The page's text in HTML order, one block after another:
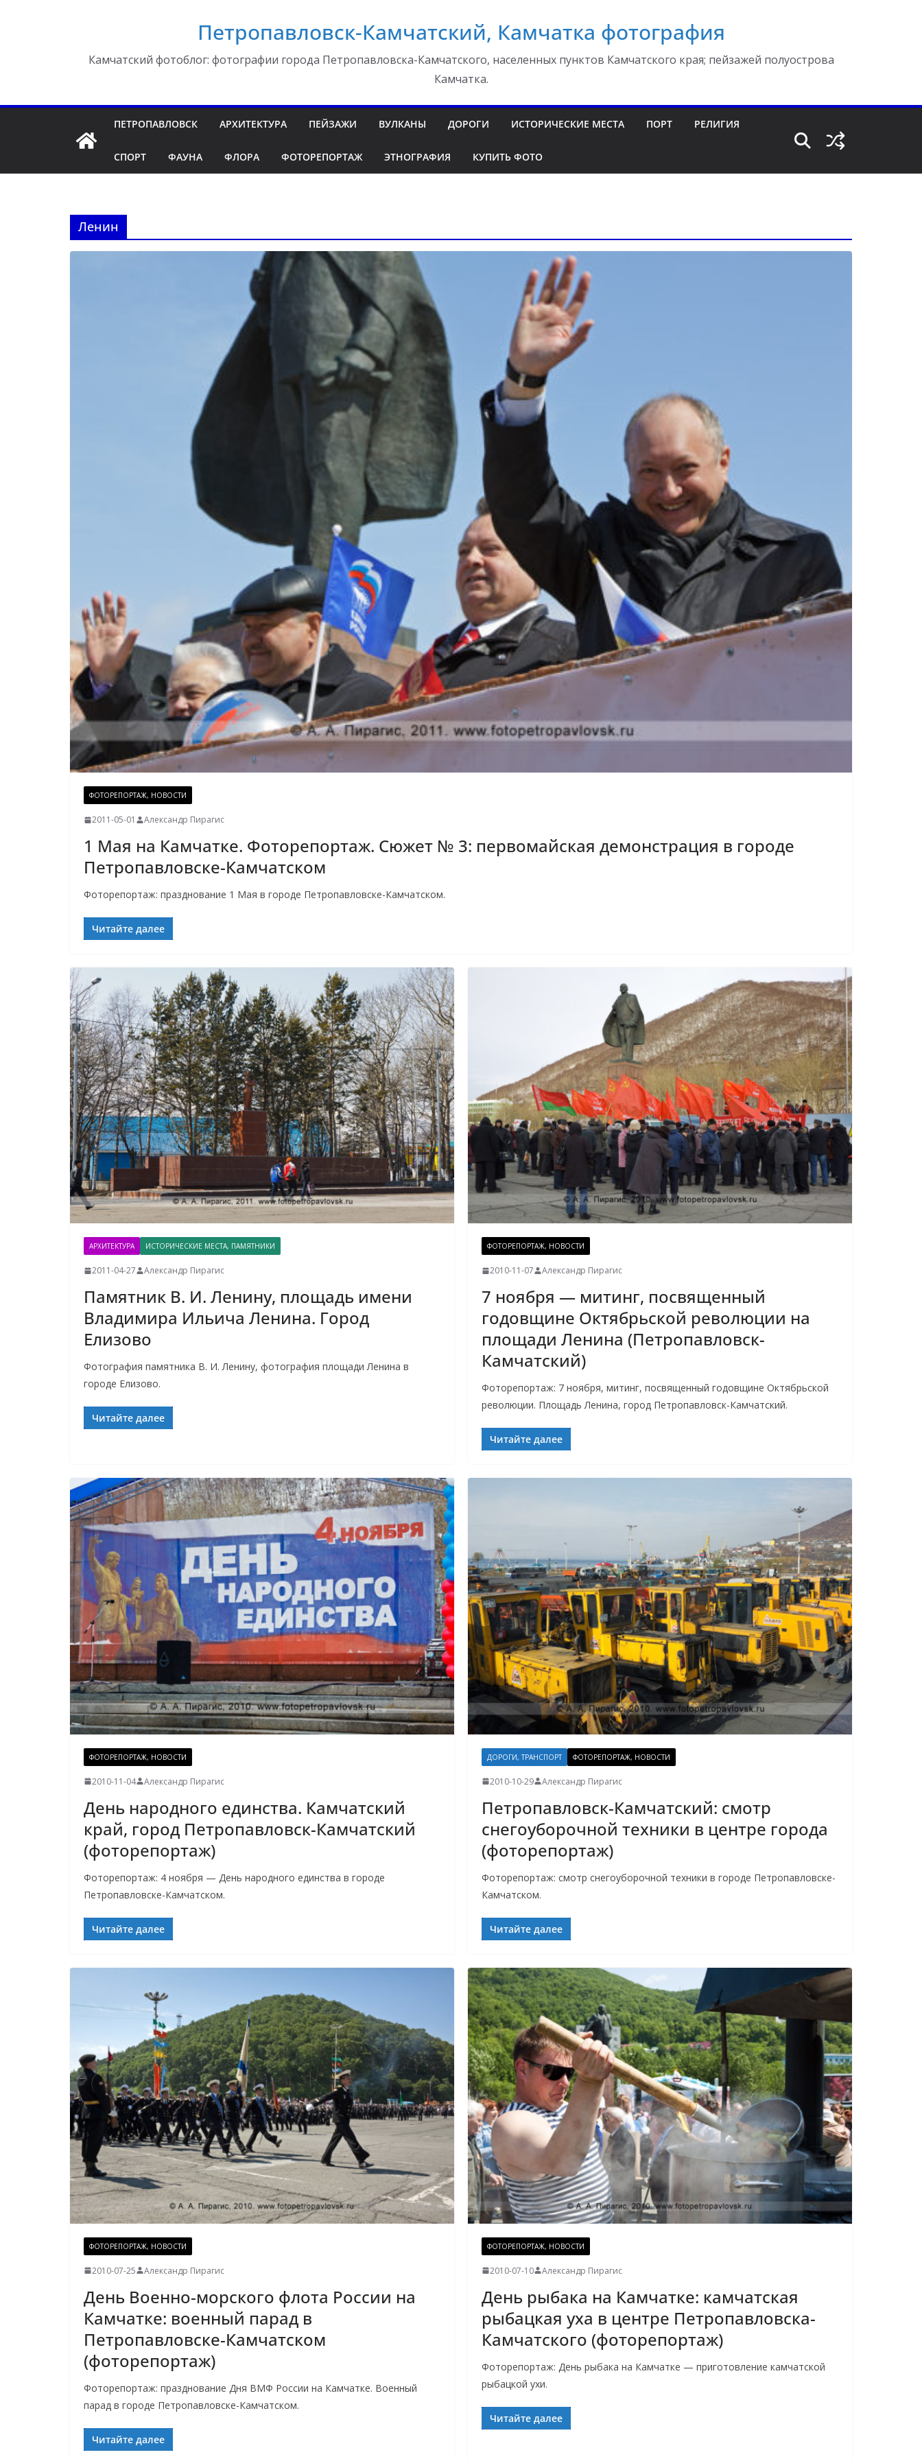
Петропавловск-Камчатский, Камчатка фотография
Камчатский фотоблог: фотографии города Петропавловска-Камчатского, населенных пунктов Камчатского края; пейзажей полуострова
Камчатка.
ПЕТРОПАВЛОВСК АРХИТЕКТУРА ПЕЙЗАЖИ ВУЛКАНЫ ДОРОГИ ИСТОРИЧЕСКИЕ МЕСТА ПОРТ РЕЛИГИЯ
СПОРТ ФАУНА ФЛОРА ФОТОРЕПОРТАЖ ЭТНОГРАФИЯ КУПИТЬ ФОТО
Ленин
ФОТОРЕПОРТАЖ, НОВОСТИ
2011-05-01 Александр Пирагис
1 Мая на Камчатке. Фоторепортаж. Сюжет № 3: первомайская демонстрация в городе
Петропавловске-Камчатском
Фоторепортаж: празднование 1 Мая в городе Петропавловске-Камчатском.
Читайте далее
АРХИТЕКТУРА ИСТОРИЧЕСКИЕ МЕСТА, ПАМЯТНИКИ
2011-04-27 Александр Пирагис
Памятник В. И. Ленину, площадь имени
Владимира Ильича Ленина. Город
Елизово
Фотография памятника В. И. Ленину, фотография площади Ленина в
городе Елизово.
Читайте далее
ФОТОРЕПОРТАЖ, НОВОСТИ
2010-11-07 Александр Пирагис
7 ноября — митинг, посвященный
годовщине Октябрьской революции на
площади Ленина (Петропавловск-
Камчатский)
Фоторепортаж: 7 ноября, митинг, посвященный годовщине Октябрьской
революции. Площадь Ленина, город Петропавловск-Камчатский.
Читайте далее
ФОТОРЕПОРТАЖ, НОВОСТИ
2010-11-04 Александр Пирагис
День народного единства. Камчатский
край, город Петропавловск-Камчатский
(фоторепортаж)
Фоторепортаж: 4 ноября — День народного единства в городе
Петропавловске-Камчатском.
Читайте далее
ДОРОГИ, ТРАНСПОРТ ФОТОРЕПОРТАЖ, НОВОСТИ
2010-10-29 Александр Пирагис
Петропавловск-Камчатский: смотр
снегоуборочной техники в центре города
(фоторепортаж)
Фоторепортаж: смотр снегоуборочной техники в городе Петропавловске-
Камчатском.
Читайте далее
ФОТОРЕПОРТАЖ, НОВОСТИ
2010-07-25 Александр Пирагис
День Военно-морского флота России на
Камчатке: военный парад в
Петропавловске-Камчатском
(фоторепортаж)
Фоторепортаж: празднование Дня ВМФ России на Камчатке. Военный
парад в городе Петропавловске-Камчатском.
Читайте далее
ФОТОРЕПОРТАЖ, НОВОСТИ
2010-07-10 Александр Пирагис
День рыбака на Камчатке: камчатская
рыбацкая уха в центре Петропавловска-
Камчатского (фоторепортаж)
Фоторепортаж: День рыбака на Камчатке — приготовление камчатской
рыбацкой ухи.
Читайте далее